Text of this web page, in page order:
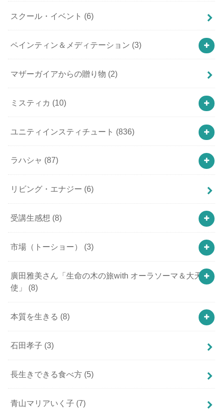
スクール・イベント (6)
ペインティン＆メディテーション (3)
マザーガイアからの贈り物 (2)
ミスティカ (10)
ユニティインスティチュート (836)
ラハシャ (87)
リビング・エナジー (6)
受講生感想 (8)
市場（トーショー） (3)
廣田雅美さん「生命の木の旅with オーラソーマ＆大天
使」 (8)
本質を生きる (8)
石田孝子 (3)
長生きできる食べ方 (5)
青山マリアいく子 (7)